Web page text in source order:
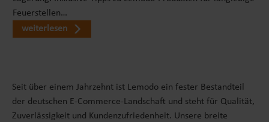
Feuerstellen…
weiterlesen
Seit über einem Jahrzehnt ist Lemodo ein fester Bestandteil
der deutschen E-Commerce-Landschaft und steht für Qualität,
Zuverlässigkeit und Kundenzufriedenheit. Unsere breite